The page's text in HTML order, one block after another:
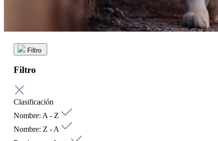
Filtro
Filtro
Clasificación
Nombre: A - Z
Nombre: Z - A